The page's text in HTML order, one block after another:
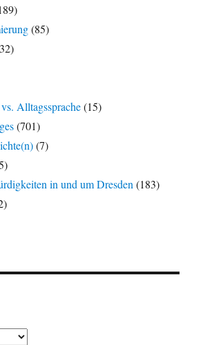
(85)
Alltagssprache(15)
(701)
(7)
in und um Dresden (183)